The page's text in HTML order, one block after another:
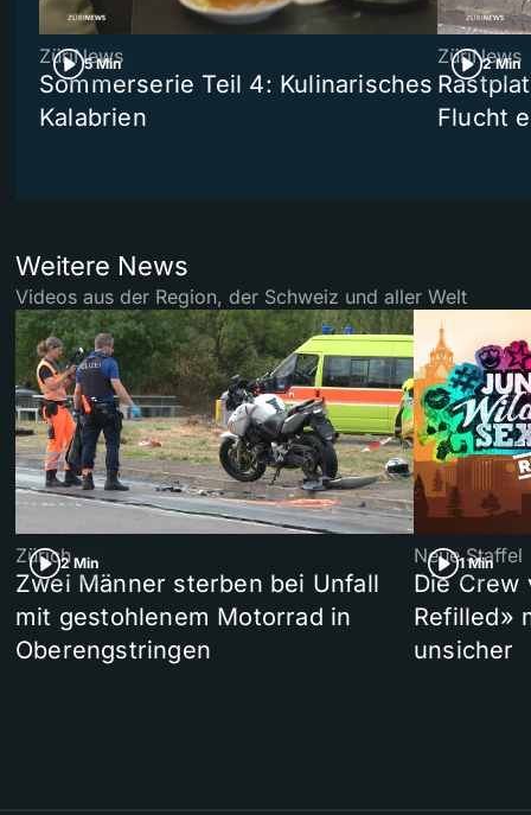
5 Min
ZüriNews
Sommerserie Teil 4: Kulinarisches
Kalabrien
2 Min
ZüriNews
Flucht
Weitere News
Videos aus der Region, der Schweiz und aller Welt
2 Min
Zürich
Zwei Männer sterben bei Unfall
mit gestohlenem Motorrad in
Oberengstringen
1 Min
Neue Staffel
Die Crew
Refilled»
unsicher